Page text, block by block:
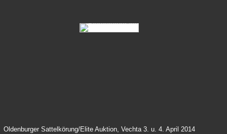
Ehrung-Wichmann-Huslage-14
Sattelkoerung-Fremdreitertest-14
Oldenburger Sattelkörung/Elite Auktion, Vechta 3. u. 4. April 2014